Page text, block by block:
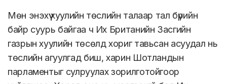
Мөн энэхүү хуулийн төслийн талаар тал бүрийн
байр суурь байгаа ч Их Британийн Засгийн
газрын хуулийн төсөлд хориг тавьсан асуудал нь
төслийн агуулгад биш, харин Шотландын
парламентыг сулруулах зорилготойгоор